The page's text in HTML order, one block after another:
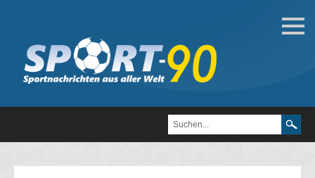
Motorsport
Formel